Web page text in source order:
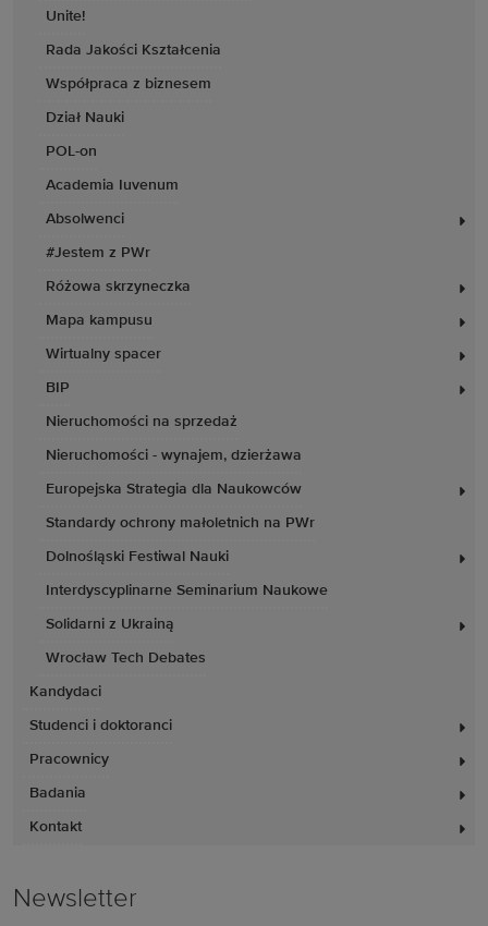
Unite!
Rada Jakości Kształcenia
Współpraca z biznesem
Dział Nauki
POL-on
Academia Iuvenum
Absolwenci
#Jestem z PWr
Różowa skrzyneczka
Mapa kampusu
Wirtualny spacer
BIP
Nieruchomości na sprzedaż
Nieruchomości - wynajem, dzierżawa
Europejska Strategia dla Naukowców
Standardy ochrony małoletnich na PWr
Dolnośląski Festiwal Nauki
Interdyscyplinarne Seminarium Naukowe
Solidarni z Ukrainą
Wrocław Tech Debates
Kandydaci
Studenci i doktoranci
Pracownicy
Badania
Kontakt
Newsletter